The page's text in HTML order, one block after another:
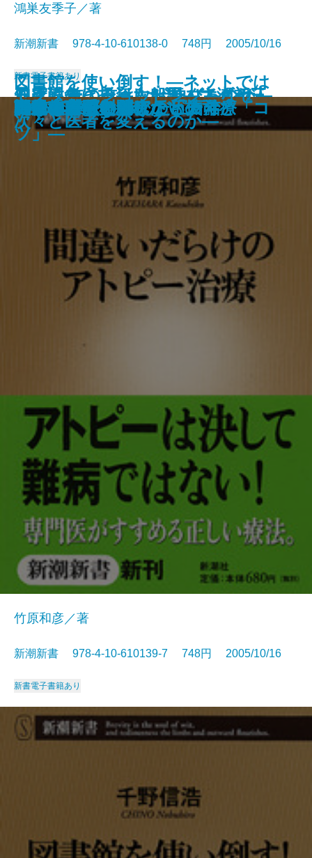
自爆テロリストの正体
東大法学部
「小皇帝」世代の中国
ろくろ首の首はなぜ伸びるのか―
遊ぶ生物学への招待―
国家の品格
満州と自民党
日露戦争に投資した男―ユダヤ人
銀行家の日記―
知床に生きる―大船頭・大瀬初三
郎とオホーツクの海―
人は見た目が9割
明治大正 翻訳ワンダーランド
鴻巣友季子／著
新潮新書 978-4-10-610138-0 748円 2005/10/16
新書電子書籍あり
間違いだらけのアトピー治療
竹原和彦／著
新潮新書 978-4-10-610139-7 748円 2005/10/16
新書電子書籍あり
図書館を使い倒す！―ネットでは
できない資料探しの「技」と「コ
ツ」―
阿片の中国史
ドクター・ショッピング―なぜ
次々と医者を変えるのか―
コクと旨味の秘密
話せぬ若手と聞けない上司
戦後教育で失われたもの
1985年
自動車が危ない
虎屋 和菓子と歩んだ五百年